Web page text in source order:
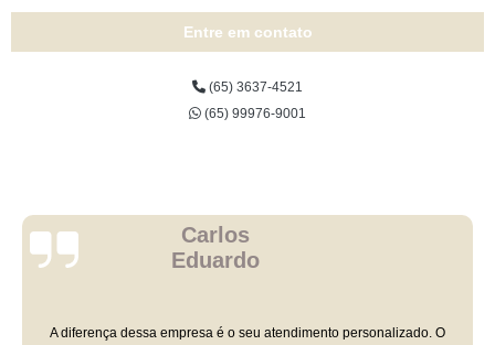
Entre em contato
(65) 3637-4521
(65) 99976-9001
Carlos
Eduardo
A diferença dessa empresa é o seu atendimento personalizado. O